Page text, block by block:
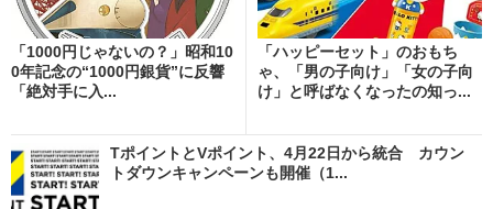
「1000円じゃないの？」昭和10
0年記念の“1000円銀貨”に反響
「絶対手に入...
「ハッピーセット」のおもち
ゃ、「男の子向け」「女の子向
け」と呼ばなくなったの知っ...
TポイントとVポイント、4月22日から統合 カウン
トダウンキャンペーンも開催（1...